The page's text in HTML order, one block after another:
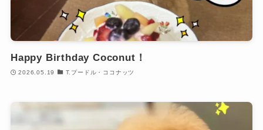
Happy Birthday Coconut！
2026.05.19 T.プードル・ココナッツ